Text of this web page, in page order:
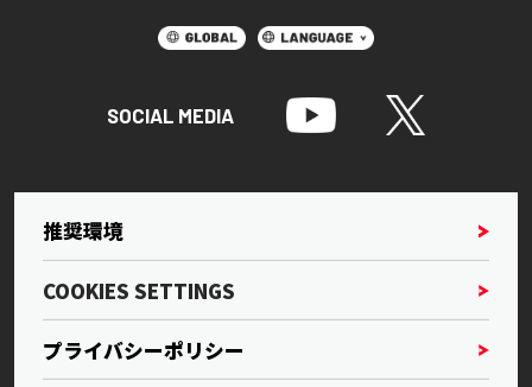
SOCIAL MEDIA
推奨環境
COOKIES SETTINGS
プライバシーポリシー